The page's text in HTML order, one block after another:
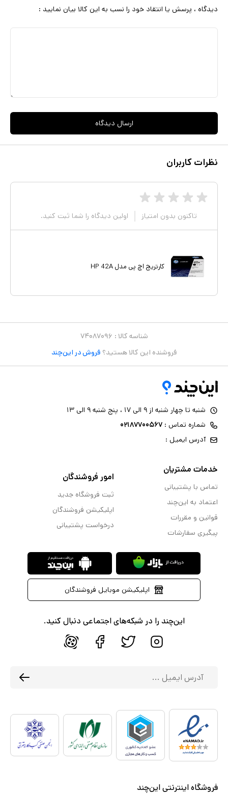
دیدگاه ، پرسش یا انتقاد خود را نسب به این کالا بیان نمایید :
ارسال دیدگاه
نظرات کاربران
تاکنون بدون امتیاز اولین دیدگاه را شما ثبت کنید.
کارتریج اچ پی مدل HP 42A
شناسه کالا : ۷۴۰۸۷۰۹۶
فروشنده این کالا هستید؟ فروش در این‌چند
شنبه تا چهار شنبه از ۹ الی ۱۷ ، پنج شنبه ۹ الی ۱۳
شماره تماس : ۰۲۱۸۷۷۰۰۵۶۷
آدرس ایمیل :
خدمات مشتریان
تماس با پشتیبانی
اعتماد به این‌چند
قوانین و مقررات
پیگیری سفارشات
امور فروشندگان
ثبت فروشگاه جدید
اپلیکیشن فروشندگان
درخواست پشتیبانی
اپلیکیشن موبایل فروشندگان
این‌چند را در شبکه‌های اجتماعی دنبال کنید.
فروشگاه اینترنتی این‌چند